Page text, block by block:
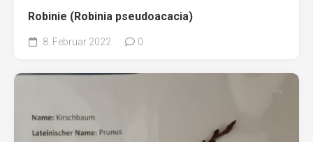
Robinie (Robinia pseudoacacia)
8. Februar 2022 0